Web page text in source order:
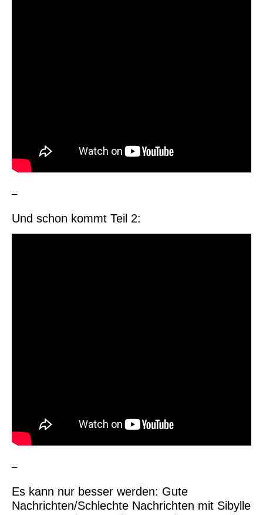
–
Und schon kommt Teil 2:
–
Es kann nur besser werden: Gute
Nachrichten/Schlechte Nachrichten mit Sibylle